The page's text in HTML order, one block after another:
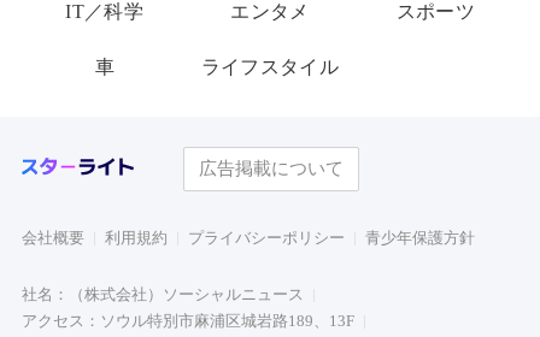
IT／科学 エンタメ スポーツ
車 ライフスタイル
広告掲載について
会社概要 利用規約 プライバシーポリシー 青少年保護方針
社名：（株式会社）ソーシャルニュース
アクセス：ソウル特別市麻浦区城岩路189、13F